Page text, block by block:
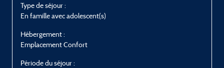
Type de séjour :
En famille avec adolescent(s)
Hébergement :
Emplacement Confort
Période du séjour :